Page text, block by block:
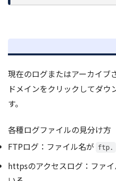
現在のログまたはアーカイブ
ドメインをクリックしてダウ
す。
各種ログファイルの見分け方
FTPログ：ファイル名が ftp.
httpsのアクセスログ：ファ